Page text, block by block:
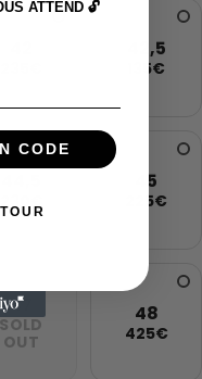
42,5
135€
230€
45
225€
47
SOLD
OUT
48
425€
ATTEND 🔓
CODE